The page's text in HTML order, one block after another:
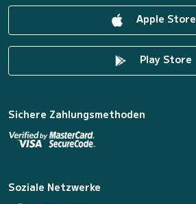
Apple Store
Play Store
Sichere Zahlungsmethoden
Soziale Netzwerke